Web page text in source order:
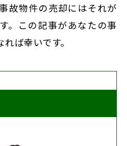
故物件の売却にはそれが
。この記事があなたの事
ば幸いです。